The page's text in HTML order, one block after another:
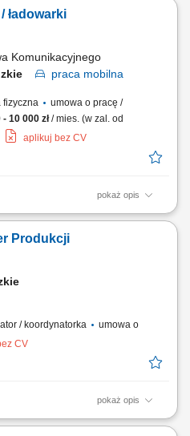
ich codzienną mobilność.
w obszarze właściwego
ładowarki
Komunikacyjnego
praca mobilna
fizyczna
umowa o pracę /
10 000 zł/ mies. (w zal. od
aplikuj bez CV
pokaż opis
koparko-ładowarki, ładowarki
Wykonywanie prac
prowadzonych robót Bieżąca
/ koordynatorka
umowa o
CV
pokaż opis
Prowadzenie